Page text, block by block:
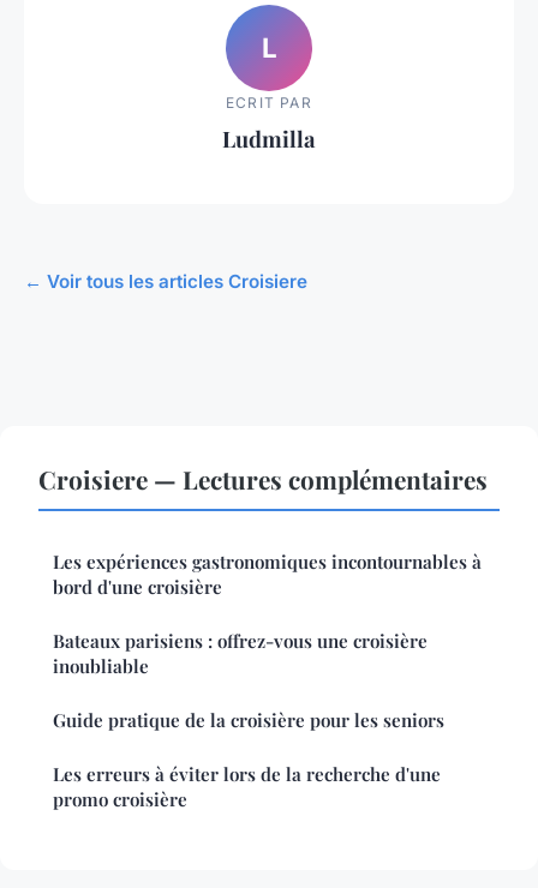
L
ECRIT PAR
Ludmilla
← Voir tous les articles Croisiere
Croisiere — Lectures complémentaires
Les expériences gastronomiques incontournables à
bord d'une croisière
Bateaux parisiens : offrez-vous une croisière
inoubliable
Guide pratique de la croisière pour les seniors
Les erreurs à éviter lors de la recherche d'une
promo croisière